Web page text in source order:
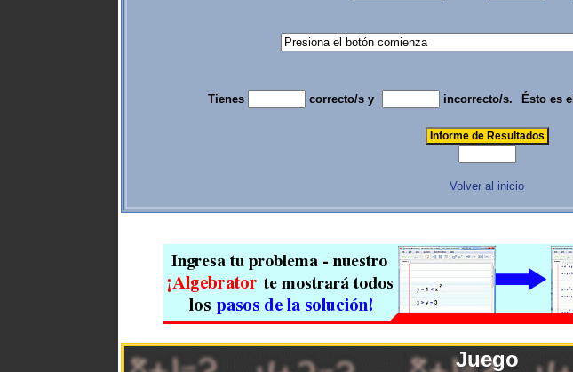
Tienes correcto/s y incorrecto/s. Ésto es el
Volver al inicio
Juego